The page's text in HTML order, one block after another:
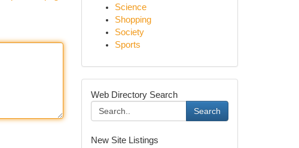
Science
Shopping
Society
Sports
Web Directory Search
Search
New Site Listings